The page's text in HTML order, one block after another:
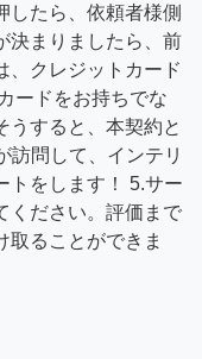
したら、依頼者様側
決まりましたら、前
、クレジットカード
ードをお持ちでな
うすると、本契約と
訪問して、インテリ
トをします！ 5.サー
ください。評価まで
取ることができま